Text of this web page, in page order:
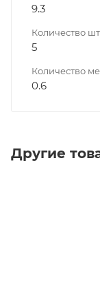
9.3
Количество
5
Количество
0.6
Другие